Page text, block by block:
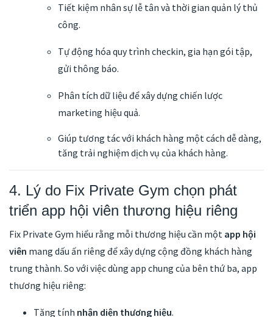
Tiết kiệm nhân sự lễ tân và thời gian quản lý thủ
công.
Tự động hóa quy trình checkin, gia hạn gói tập,
gửi thông báo.
Phân tích dữ liệu để xây dựng chiến lược
marketing hiệu quả.
Giúp tương tác với khách hàng một cách dễ dàng,
tăng trải nghiệm dịch vụ của khách hàng.
4. Lý do Fix Private Gym chọn phát
triển app hội viên thương hiệu riêng
Fix Private Gym hiểu rằng mỗi thương hiệu cần một app hội
viên mang dấu ấn riêng để xây dựng cộng đồng khách hàng
trung thành. So với việc dùng app chung của bên thứ ba, app
thương hiệu riêng:
Tăng tính nhận diện thương hiệu.